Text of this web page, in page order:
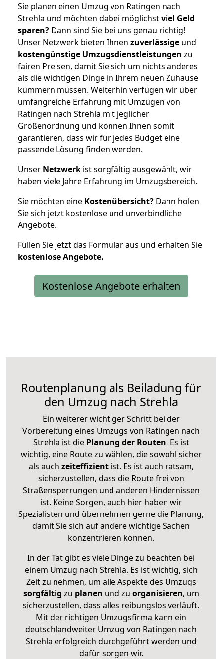
Sie planen einen Umzug von Ratingen nach
Strehla und möchten dabei möglichstviel Geld
sparen? Dann sind Sie bei uns genau richtig!
Unser Netzwerk bieten Ihnen zuverlässige und
kostengünstige Umzugsdienstleistungen zu
fairen Preisen, damit Sie sich um nichts anderes
als die wichtigen Dinge in Ihrem neuen Zuhause
kümmern müssen. Weiterhin verfügen wir über
umfangreiche Erfahrung mit Umzügen von
Ratingen nach Strehla mit jeglicher
Größenordnung und können Ihnen somit
garantieren, dass wir für jedes Budget eine
passende Lösung finden werden.
Unser Netzwerk ist sorgfältig ausgewählt, wir
haben viele Jahre Erfahrung im Umzugsbereich.
Sie möchten eine Kostenübersicht? Dann holen
Sie sich jetzt kostenlose und unverbindliche
Angebote.
Füllen Sie jetzt das Formular aus und erhalten Sie
kostenloseAngebote.
Kostenlose Angebote erhalten
Routenplanung als Beiladung für
den Umzug nach Strehla
Ein weiterer wichtiger Schritt bei der
Vorbereitung eines Umzugs von Ratingen nach
Strehla ist diePlanung der Routen. Es ist
wichtig, eine Route zu wählen, die sowohl sicher
als auch zeiteffizientist. Es ist auch ratsam,
sicherzustellen, dass die Route frei von
Straßensperrungen und anderen Hindernissen
ist. Keine Sorgen, auch hier haben wir
Spezialisten und übernehmen gerne die Planung,
damit Sie sich auf andere wichtige Sachen
konzentrieren können.
In der Tat gibt es viele Dinge zu beachten bei
einem Umzug nach Strehla. Es ist wichtig, sich
Zeit zu nehmen, um alle Aspekte des Umzugs
sorgfältig zu planen und zu organisieren, um
sicherzustellen, dass alles reibungslos verläuft.
Mit der richtigen Umzugsfirma kann ein
deutschlandweiter Umzug von Ratingen nach
Strehla erfolgreich durchgeführt werden und
dafür sorgen wir.